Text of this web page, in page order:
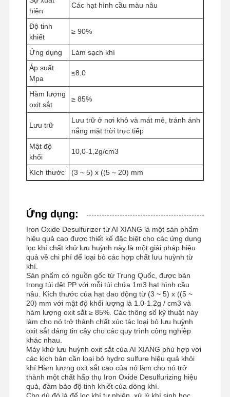
Tham Quan
Nhà Máy
Kiểm Soát
Chất Lượng
Tin Tức
Tất Cả Các
Giá
Máy khử lưu huỳnh oxit sắt
Dimethylaminoethyl Methacrylate
Acryloyloxyethyl trimethyl ammonium chloride
Polyacrylamit anion
polyacrylamit không ion
Phân hợp phân bón chất bảo vệ giải phóng chậm
Polyacrylamit cation
Chất làm gel để phá vỡ axit hóa
Thuốc trầm tích nhiệt độ cao
Khử lưu huỳnh
hiện
Các hạt hình cầu màu nâu
Độ tinh
khiết
≥ 90%
Ứng dụng
Làm sạch khí
Áp suất
Mpa
≤8.0
Hàm lượng
oxit sắt
≥ 85%
Lưu trữ
Lưu trữ ở nơi khô và mát mẻ, tránh ánh
nắng mặt trời trực tiếp
Mật độ
khối
10,0-1,2g/cm3
Kích thước (3 ~ 5) x ((5 ~ 20) mm
Ứng dụng:
Iron Oxide Desulfurizer từ AI XIANG là một sản phẩm
hiệu quả cao được thiết kế đặc biệt cho các ứng dụng
lọc khí.chất khử lưu huỳnh này là một giải pháp hiệu
quả về chi phí để loại bỏ các hợp chất lưu huỳnh từ
khí.
Sản phẩm có nguồn gốc từ Trung Quốc, được bán
trong túi dệt PP với mỗi túi chứa 1m3 hạt hình cầu
nâu. Kích thước của hạt dao động từ (3 ~ 5) x ((5 ~
20) mm với mật độ khối lượng là 1.0-1.2g / cm3 và
hàm lượng oxit sắt ≥ 85%. Các thông số kỹ thuật này
làm cho nó trở thành chất xúc tác loại bỏ lưu huỳnh
oxit sắt đáng tin cậy cho các quy trình công nghiệp
khác nhau.
Máy khử lưu huỳnh oxit sắt của AI XIANG phù hợp với
các kịch bản cần loại bỏ hydro sulfure hiệu quả khỏi
khí.Hàm lượng oxit sắt cao của nó làm cho nó trở
thành một chất hấp thụ Iron Oxide Desulfurizing hiệu
quả, đảm bảo độ tinh khiết của dòng khí.
Cho dù đó là để lọc khí tự nhiên, xử lý khí sinh học,